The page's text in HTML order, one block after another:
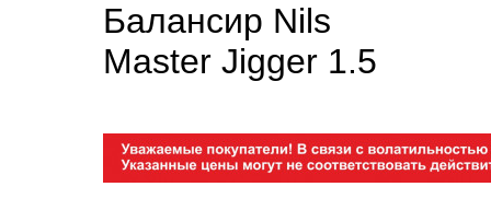
Балансир Nils
Master Jigger 1.5